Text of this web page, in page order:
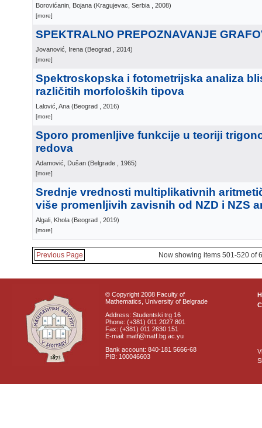
Borovićanin, Bojana (Kragujevac, Serbia , 2008)
[more]
SPEKTRALNO PREPOZNAVANJE
Jovanović, Irena (Beograd , 2014)
[more]
Spektroskopska i fotometrijska analiza
različitih morfoloških tipova
Lalović, Ana (Beograd , 2016)
[more]
Sporo promenljive funkcije u teoriji
redova
Adamović, Dušan (Belgrade , 1965)
[more]
Srednje vrednosti multiplikativnih
više promenljivih zavisnih od NZD i NZS
Algali, Khola (Beograd , 2019)
[more]
Previous Page Now showing items 501-520 of
© Copyright 2008 Faculty of
Mathematics, University of Belgrade
Address: Studentski trg 16
Phone: (+381) 011 2027 801
Fax: (+381) 011 2630 151
E-mail: matf@matf.bg.ac.yu
Bank account: 840-181 5666-68
PIB: 100046603